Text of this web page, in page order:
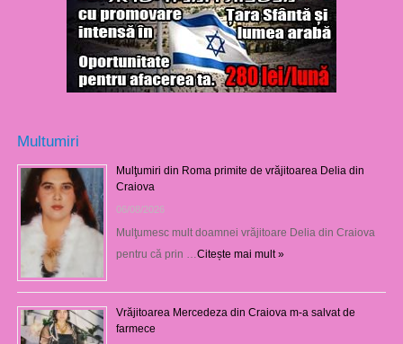
Multumiri
Mulţumiri din Roma primite de vrăjitoarea Delia din
Craiova
06/08/2026
Mulţumesc mult doamnei vrăjitoare Delia din Craiova
pentru că prin … Citește mai mult »
Vrăjitoarea Mercedeza din Craiova m-a salvat de
farmece